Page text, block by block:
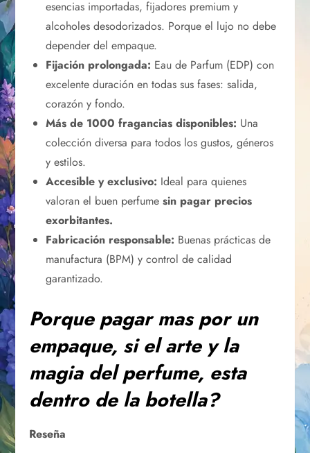
esencias importadas, fijadores premium y
alcoholes desodorizados. Porque el lujo no debe
depender del empaque.
Fijación prolongada: Eau de Parfum (EDP) con
excelente duración en todas sus fases: salida,
corazón y fondo.
Más de 1000 fragancias disponibles: Una
colección diversa para todos los gustos, géneros
y estilos.
Accesible y exclusivo: Ideal para quienes
valoran el buen perfumesin pagar precios
exorbitantes.
Fabricación responsable: Buenas prácticas de
manufactura (BPM) y control de calidad
garantizado.
Porque pagar mas por un
empaque, si el arte y la
magia del perfume, esta
dentro de la botella?
Reseña